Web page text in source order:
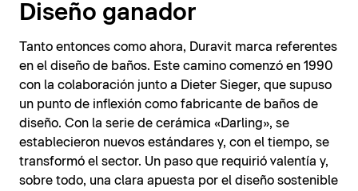
Diseño ganador
Tanto entonces como ahora, Duravit marca referentes
en el diseño de baños. Este camino comenzó en 1990
con la colaboración junto a Dieter Sieger, que supuso
un punto de inflexión como fabricante de baños de
diseño. Con la serie de cerámica «Darling», se
establecieron nuevos estándares y, con el tiempo, se
transformó el sector. Un paso que requirió valentía y,
sobre todo, una clara apuesta por el diseño sostenible